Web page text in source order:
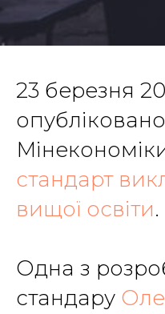
23 березня
стандарт
вищої освіти.
Одна з
стандару